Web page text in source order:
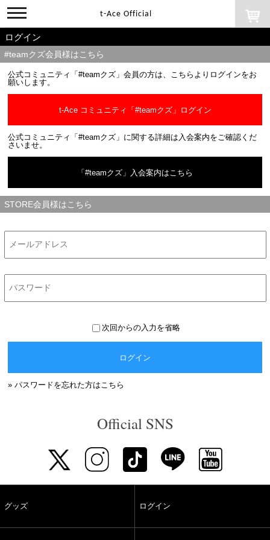
toggle
navigation
t-Ace Official
ログイン
#teamクズ会員様はこちら
公式コミュニティ「#teamクズ」会員の方は、こちらよりログインをお
願いします。
t-Ace コミュニティ「#teamクズ」ログイン
公式コミュニティ「#teamクズ」に関する詳細は入会案内をご確認くだ
さいませ。
「#teamクズ」入会案内はこちら
STORE会員様はこちら
次回からの入力を省略
ログイン
» パスワードを忘れた方はこちら
Official SNS
グッズ ログイン